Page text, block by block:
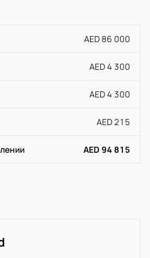
AED 86 000
AED 4 300
AED 4 300
AED 215
AED 94 815